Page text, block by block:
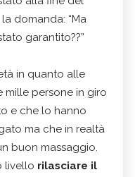
domanda: “Ma
garantito??”
in quanto alle
mille persone in giro
e che lo hanno
ma che in realtà
buon massaggio.
livello rilasciare il